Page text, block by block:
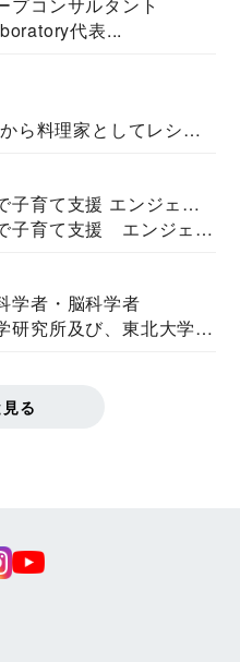
代表...
ら料理家としてレシピ
子育て支援 エンジェル
長子育て支援 エンジェル
学者・脳科学者
研究所及び、東北大学大
る